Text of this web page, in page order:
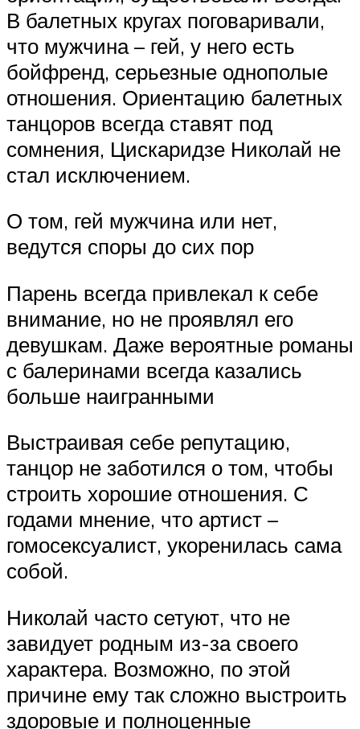
В балетных кругах поговаривали,
что мужчина – гей, у него есть
бойфренд, серьезные однополые
отношения. Ориентацию балетных
танцоров всегда ставят под
сомнения, Цискаридзе Николай не
стал исключением.
О том, гей мужчина или нет,
ведутся споры до сих пор
Парень всегда привлекал к себе
внимание, но не проявлял его
девушкам. Даже вероятные романы
с балеринами всегда казались
больше наигранными
Выстраивая себе репутацию,
танцор не заботился о том, чтобы
строить хорошие отношения. С
годами мнение, что артист –
гомосексуалист, укоренилась сама
собой.
Николай часто сетуют, что не
завидует родным из-за своего
характера. Возможно, по этой
причине ему так сложно выстроить
здоровые и полноценные